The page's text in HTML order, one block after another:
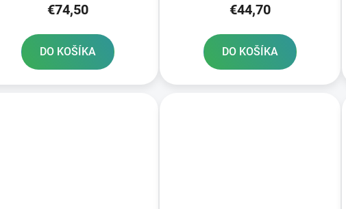
€74,50
DO KOŠÍKA
€44,70
DO KOŠÍKA